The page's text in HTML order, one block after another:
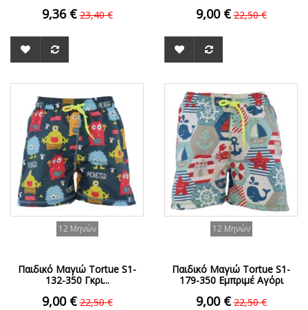
9,36 € 23,40 € 9,00 € 22,50 €
12 Μηνών
Παιδικό Μαγιώ Tortue S1-
132-350 Γκρι...
9,00 € 22,50 €
ΟFFER
12 Μηνών
Παιδικό Μαγιώ Tortue S1-
179-350 Εμπριμέ Aγόρι
9,00 € 22,50 €